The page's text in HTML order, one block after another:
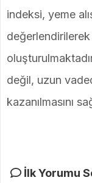
indeksi, yeme
değil, uzun
kazanılmasını
İlk Yorumu